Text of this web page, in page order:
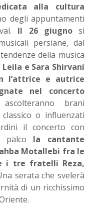
alla cultura
degli appuntamenti
Il 26 giugnosi
persiane, dal
della musica
e Sara Shirvani
l’attrice e autrice
nel concerto
brani
o influenzati
il concerto con
palco la cantante
Motallebi fra le
i tre fratelli Reza,
serata che svelerà
di un ricchissimo